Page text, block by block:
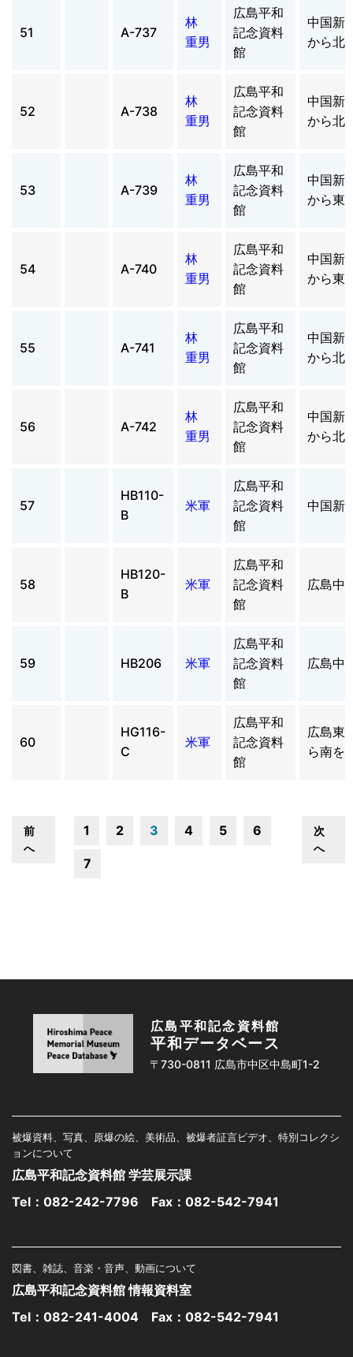
51 A-737
林
重男
広島平和
記念資料
館
中国新
から北
52 A-738
林
重男
広島平和
記念資料
館
中国新
から北
53 A-739
林
重男
広島平和
記念資料
館
中国新
から東
54 A-740
林
重男
広島平和
記念資料
館
中国新
から東
55 A-741
林
重男
広島平和
記念資料
館
中国新
から北
56 A-742
林
重男
広島平和
記念資料
館
中国新
から北
57
HB110-
B
米軍
広島平和
記念資料
館
中国新
58
HB120-
B
米軍
広島平和
記念資料
館
広島中
59 HB206 米軍
広島平和
記念資料
館
広島中
60
HG116-
C
米軍
広島平和
記念資料
館
広島東
ら南を
前
へ
1 2 3 4 5 6
7
次
へ
広島平和記念資料館
平和データベース
〒730-0811 広島市中区中島町1-2
被爆資料、写真、原爆の絵、美術品、被爆者証言ビデオ、特別コレクシ
ョンについて
広島平和記念資料館 学芸展示課
Tel： 082-242-7796 Fax：082-542-7941
図書、雑誌、音楽・音声、動画について
広島平和記念資料館 情報資料室
Tel： 082-241-4004 Fax：082-542-7941